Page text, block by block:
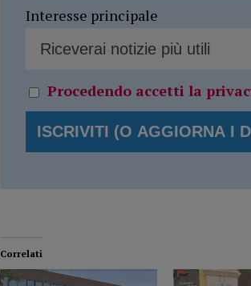
Interesse principale
Procedendo accetti la
Correlati